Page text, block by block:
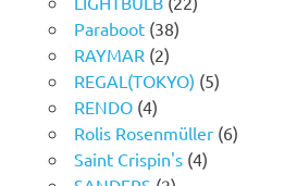
Paraboot(38)
RAYMAR (2)
REGAL(TOKYO) (5)
RENDO(4)
Rolis Rosenmüller(6)
Saint Crispin's(4)